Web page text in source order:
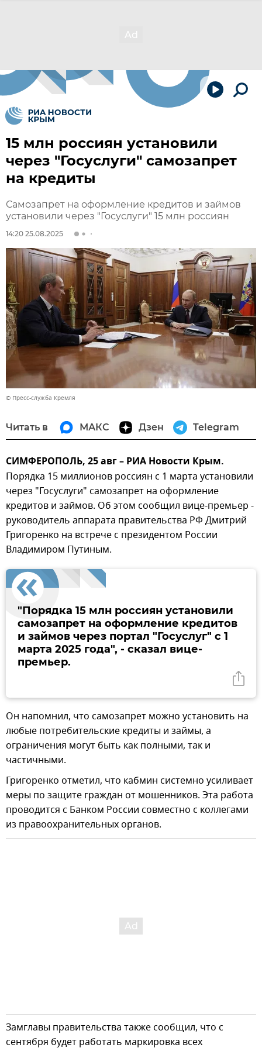
15 млн россиян установили
через "Госуслуги" самозапрет
на кредиты
Самозапрет на оформление кредитов и займов
установили через "Госуслуги" 15 млн россиян
14:20 25.08.2025
© Пресс-служба Кремля
Читать в МАКС Дзен Telegram
СИМФЕРОПОЛЬ, 25 авг – РИА Новости Крым.
Порядка 15 миллионов россиян с 1 марта установили
через "Госуслуги" самозапрет на оформление
кредитов и займов. Об этом сообщил вице-премьер -
руководитель аппарата правительства РФ Дмитрий
Григоренко на встрече с президентом России
Владимиром Путиным.
"Порядка 15 млн россиян установили
самозапрет на оформление кредитов
и займов через портал "Госуслуг" с 1
марта 2025 года", - сказал вице-
премьер.
Он напомнил, что самозапрет можно установить на
любые потребительские кредиты и займы, а
ограничения могут быть как полными, так и
частичными.
Григоренко отметил, что кабмин системно усиливает
меры по защите граждан от мошенников. Эта работа
проводится с Банком России совместно с коллегами
из правоохранительных органов.
Замглавы правительства также сообщил, что с
сентября будет работать маркировка всех